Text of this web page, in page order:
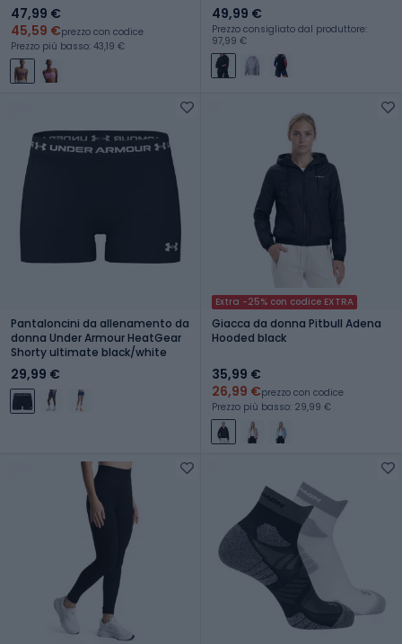
47,99 €
45,59 €prezzo con codice
Prezzo più basso: 43,19 €
49,99 €
Prezzo consigliato dal produttore:
97,99 €
Pantaloncini da allenamento da
donna Under Armour HeatGear
Shorty ultimate black/white
29,99 €
Extra -25% con codice EXTRA
Giacca da donna Pitbull Adena
Hooded black
35,99 €
26,99 €prezzo con codice
Prezzo più basso: 29,99 €